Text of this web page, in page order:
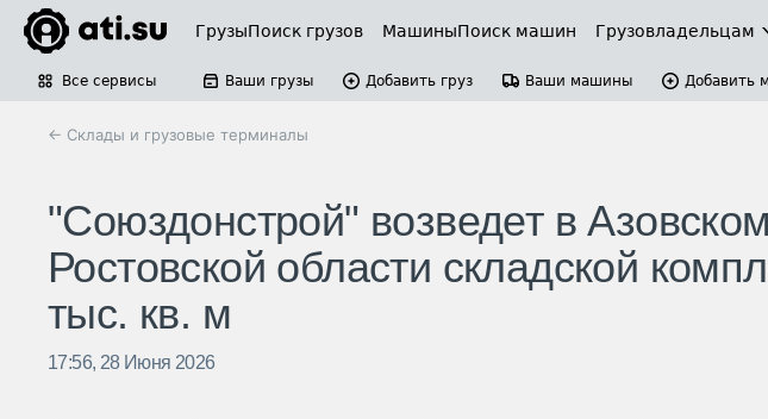
ГрузыПоиск грузов МашиныПоиск машин Грузовладельцам
Все сервисы Ваши грузы Добавить груз Ваши машины Добавить
← Склады и грузовые терминалы
"Союздонстрой" возведет в
Ростовской области складской
тыс. кв. м
17:56, 28 Июня 2026